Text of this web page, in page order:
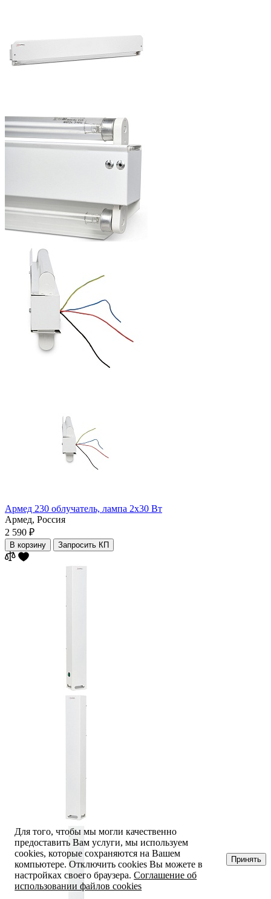
Армед 230 облучатель, лампа 2х30 Вт
Армед, Россия
2 590 ₽
В корзину Запросить КП
Для того, чтобы мы могли качественно
предоставить Вам услуги, мы используем
cookies, которые сохраняются на Вашем
компьютере. Отключить cookies Вы можете в
настройках своего браузера.Соглашение об
использовании файлов cookies
Принять